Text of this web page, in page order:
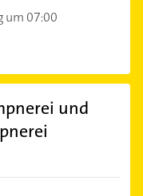
um 07:00
und